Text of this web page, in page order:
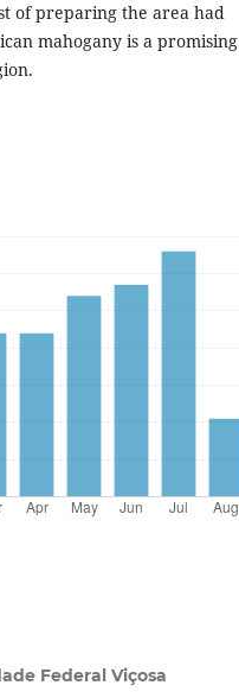
of preparing the area had
mahogany is a promising
Federal Viçosa